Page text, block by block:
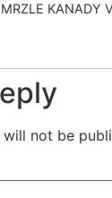
KANADY
not be